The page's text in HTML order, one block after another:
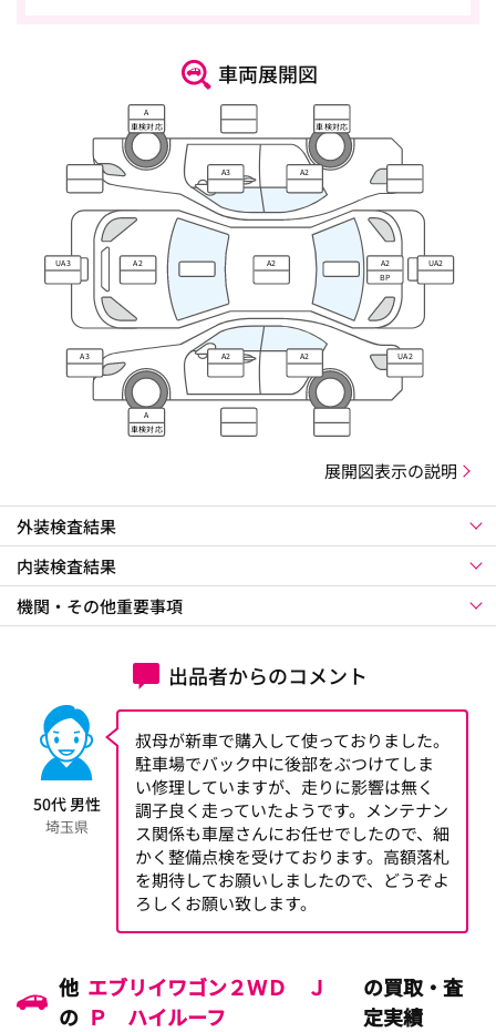
車両展開図
A
車検対応 車検対応
A3 A2
UA3 A2 A2 A2
BP
UA2
A3 A2 A2 UA2
A
車検対応
展開図表示の説明
外装検査結果
内装検査結果
機関・その他重要事項
出品者からのコメント
50代 男性
埼玉県
叔母が新車で購入して使っておりました。
駐車場でバック中に後部をぶつけてしま
い修理していますが、走りに影響は無く
調子良く走っていたようです。メンテナン
ス関係も車屋さんにお任せでしたので、細
かく整備点検を受けております。高額落札
を期待してお願いしましたので、どうぞよ
ろしくお願い致します。
他
の
エブリイワゴン２ＷＤ Ｊ
Ｐ ハイルーフ
の買取・査
定実績